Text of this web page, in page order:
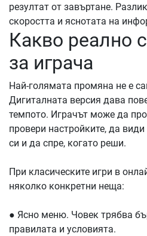
резултат от завъртане.
скоростта и яснотата на
Какво реално
за играча
Най-голямата промяна не е
Дигиталната версия дава
темпото. Играчът може да
провери настройките, да
си и да спре, когато реши.
При класическите игри в
няколко конкретни неща:
● Ясно меню. Човек трябва
правилата и условията.